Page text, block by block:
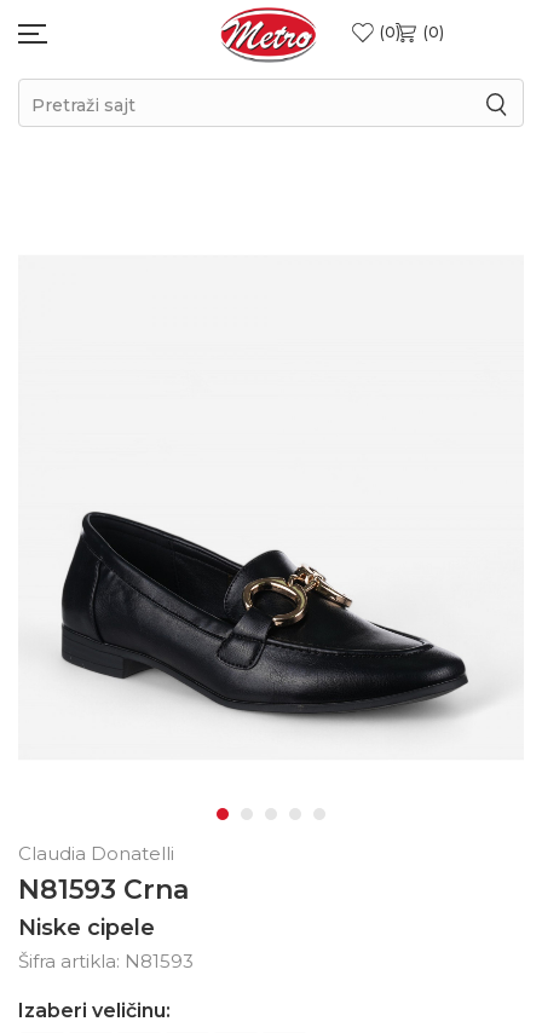
0 0
Pretraži sajt
Claudia Donatelli
N81593 Crna
Niske cipele
Šifra artikla: N81593
Izaberi veličinu: